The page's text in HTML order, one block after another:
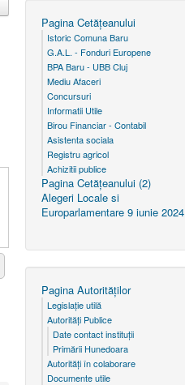
Pagina Cetăţeanului
Istoric Comuna Baru
G.A.L. - Fonduri Europene
BPA Baru - UBB Cluj
Mediu Afaceri
Concursuri
Informatii Utile
Birou Financiar - Contabil
Asistenta sociala
Registru agricol
Achizitii publice
Pagina Cetăţeanului (2)
Alegeri Locale si
Europarlamentare 9 iunie 2024
Pagina Autorităţilor
Legislaţie utilă
Autorităţi Publice
Date contact instituţii
Primării Hunedoara
Autorităţi în colaborare
Documente utile